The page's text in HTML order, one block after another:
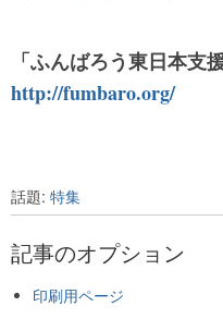
「ふんばろう東日本支
http://fumbaro.org/
話題: 特集
記事のオプション
印刷用ページ